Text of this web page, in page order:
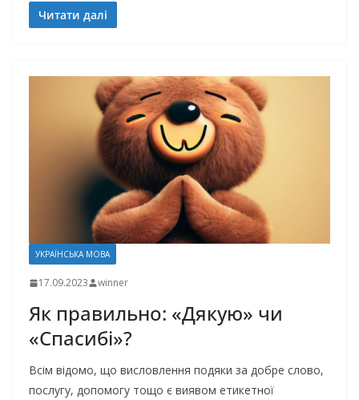
Читати далі
УКРАЇНСЬКА МОВА
17.09.2023 winner
Як правильно: «Дякую» чи
«Спасибі»?
Всім відомо, що висловлення подяки за добре слово,
послугу, допомогу тощо є виявом етикетної